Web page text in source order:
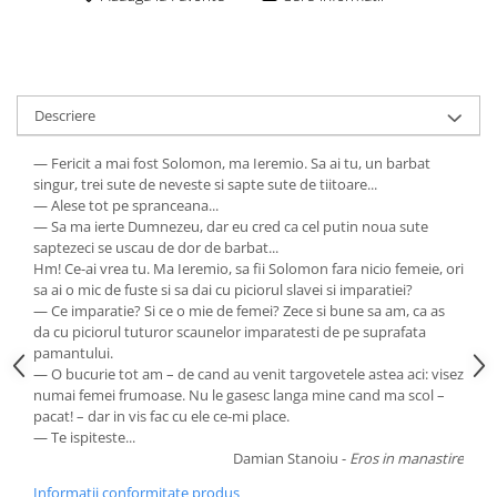
Descriere
— Fericit a mai fost Solomon, ma Ieremio. Sa ai tu, un barbat
singur, trei sute de neveste si sapte sute de tiitoare...
— Alese tot pe spranceana...
— Sa ma ierte Dumnezeu, dar eu cred ca cel putin noua sute
saptezeci se uscau de dor de barbat...
Hm! Ce-ai vrea tu. Ma Ieremio, sa fii Solomon fara nicio femeie, ori
sa ai o mic de fuste si sa dai cu piciorul slavei si imparatiei?
— Ce imparatie? Si ce o mie de femei? Zece si bune sa am, ca as
da cu piciorul tuturor scaunelor imparatesti de pe suprafata
pamantului.
— O bucurie tot am – de cand au venit targovetele astea aci: visez
numai femei frumoase. Nu le gasesc langa mine cand ma scol –
pacat! – dar in vis fac cu ele ce-mi place.
— Te ispiteste...
Damian Stanoiu - Eros in manastire
Informatii conformitate produs